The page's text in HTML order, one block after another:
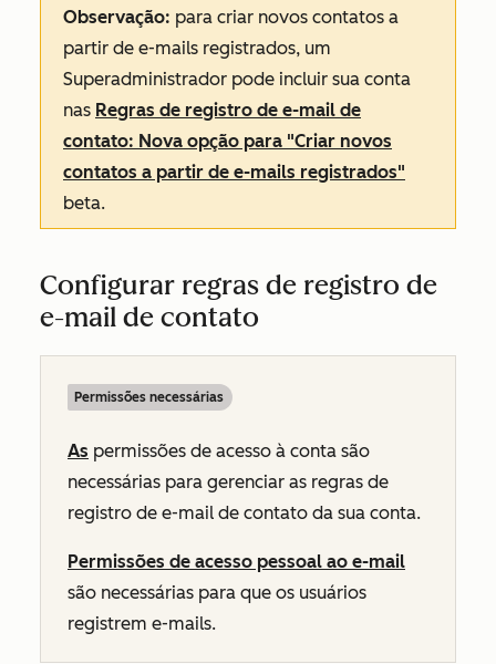
Observação: para criar novos contatos a
partir de e-mails registrados, um
Superadministrador pode incluir sua conta
nas Regras de registro de e-mail de
contato: Nova opção para "Criar novos
contatos a partir de e-mails registrados"
beta.
Configurar regras de registro de
e-mail de contato
Permissões necessárias
As permissões de acesso à conta são
necessárias para gerenciar as regras de
registro de e-mail de contato da sua conta.
Permissões de acesso pessoal ao e-mail
são necessárias para que os usuários
registrem e-mails.